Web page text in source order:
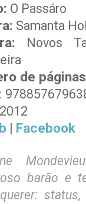
O Passáro
Samanta
Novos
de
2012
| Facebook
barão e